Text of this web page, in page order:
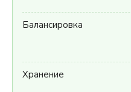
Балансировка
Хранение